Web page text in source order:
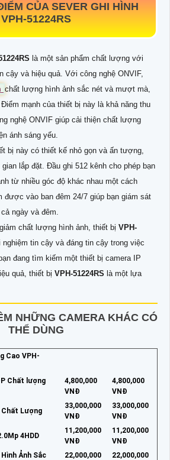
CỦA SEVER GHI HÌNH
VPH-51224RS
là một sản phẩm chất lượng với
cậy và hiệu quả. Với công nghệ ONVIF,
chất lượng hình ảnh sắc nét và mượt mà,
mạnh của thiết bị này là khả năng thu
nghệ ONVIF giúp cải thiện chất lượng
ánh sáng yếu.
bị này có thiết kế nhỏ gọn và ấn tượng,
lắp đặt. Đầu ghi 512 kênh cho phép bạn
từ nhiều góc độ khác nhau một cách
được vào ban đêm 24/7 giúp bạn giám sát
ngày và đêm.
chất lượng hình ảnh, thiết bị VPH-
nghiệm tin cậy và đáng tin cậy trong việc
đang tìm kiếm một thiết bị camera IP
quả, thiết bị VPH-51224RS là một lựa
NHỮNG CAMERA KHÁC CÓ
THỂ DÙNG
Cao VPH-
Chất lượng
4,800,000
VNĐ
4,800,000
VNĐ
Chất Lượng
33,000,000
VNĐ
33,000,000
VNĐ
4HDD
11,200,000
VNĐ
11,200,000
VNĐ
Ảnh Sắc
22,000,000
22,000,000